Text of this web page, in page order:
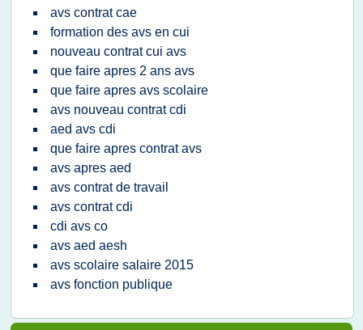
avs contrat cae
formation des avs en cui
nouveau contrat cui avs
que faire apres 2 ans avs
que faire apres avs scolaire
avs nouveau contrat cdi
aed avs cdi
que faire apres contrat avs
avs apres aed
avs contrat de travail
avs contrat cdi
cdi avs co
avs aed aesh
avs scolaire salaire 2015
avs fonction publique